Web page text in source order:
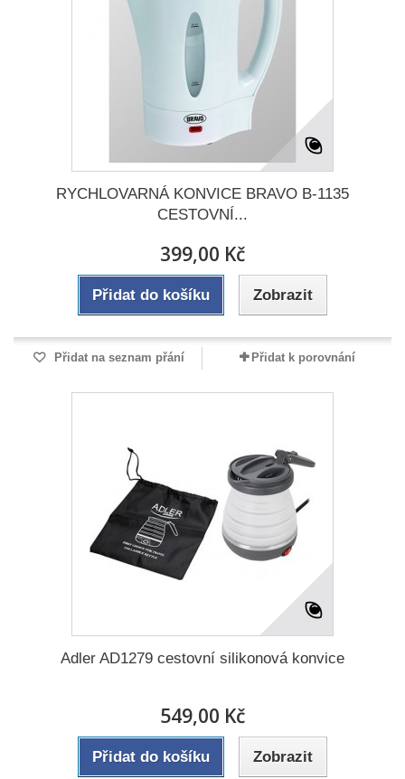
RYCHLOVARNÁ KONVICE BRAVO B-1135
CESTOVNÍ...
399,00 Kč
Přidat do košíku Zobrazit
Přidat na seznam přání Přidat k porovnání
Adler AD1279 cestovní silikonová konvice
549,00 Kč
Přidat do košíku Zobrazit